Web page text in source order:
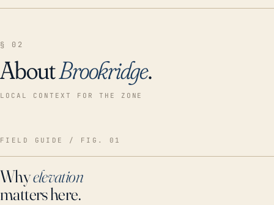
§ 02
AboutBrookridge.
LOCAL CONTEXT FOR THE ZONE
FIELD GUIDE / FIG. 01
Whyelevation
matters here.